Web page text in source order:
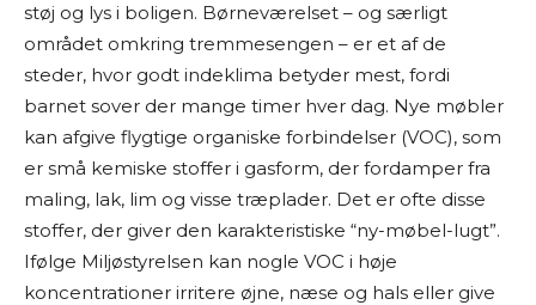
støj og lys i boligen. Børneværelset – og særligt
området omkring tremmesengen – er et af de
steder, hvor godt indeklima betyder mest, fordi
barnet sover der mange timer hver dag. Nye møbler
kan afgive flygtige organiske forbindelser (VOC), som
er små kemiske stoffer i gasform, der fordamper fra
maling, lak, lim og visse træplader. Det er ofte disse
stoffer, der giver den karakteristiske “ny-møbel-lugt”.
Ifølge Miljøstyrelsen kan nogle VOC i høje
koncentrationer irritere øjne, næse og hals eller give